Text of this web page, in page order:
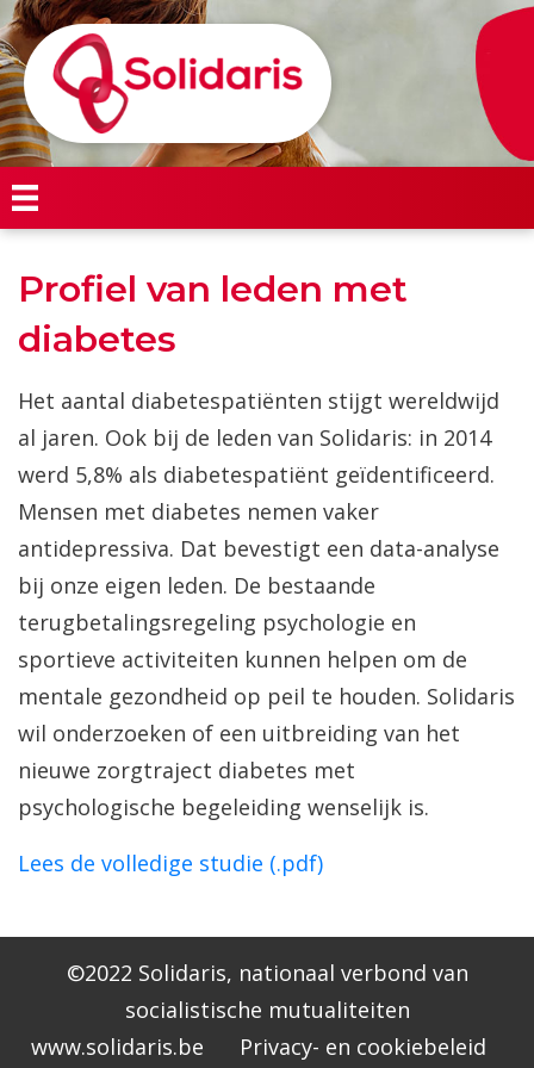
Profiel van leden met
diabetes
Het aantal diabetespatiënten stijgt wereldwijd
al jaren. Ook bij de leden van Solidaris: in 2014
werd 5,8% als diabetespatiënt geïdentificeerd.
Mensen met diabetes nemen vaker
antidepressiva. Dat bevestigt een data-analyse
bij onze eigen leden. De bestaande
terugbetalingsregeling psychologie en
sportieve activiteiten kunnen helpen om de
mentale gezondheid op peil te houden. Solidaris
wil onderzoeken of een uitbreiding van het
nieuwe zorgtraject diabetes met
psychologische begeleiding wenselijk is.
Lees de volledige studie (.pdf)
©2022 Solidaris, nationaal verbond van
socialistische mutualiteiten
www.solidaris.be
Privacy- en cookiebeleid